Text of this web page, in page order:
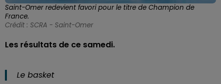
Saint-Omer redevient favori pour le titre de Champion de
France.
Crédit : SCRA - Saint-Omer
Les résultats de ce samedi.
Le basket